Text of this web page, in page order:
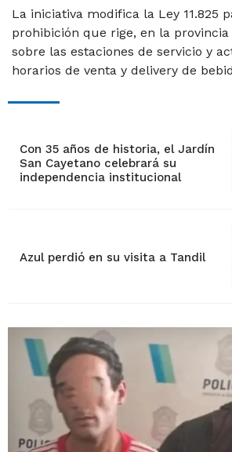
La iniciativa modifica la Ley 11.825
prohibición que rige, en la provincia
sobre las estaciones de servicio y
horarios de venta y delivery de
Con 35 años de historia, el Jardín
San Cayetano celebrará su
independencia institucional
Azul perdió en su visita a Tandil